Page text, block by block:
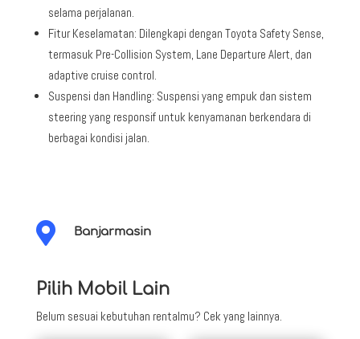
selama perjalanan.
Fitur Keselamatan: Dilengkapi dengan Toyota Safety Sense,
termasuk Pre-Collision System, Lane Departure Alert, dan
adaptive cruise control.
Suspensi dan Handling: Suspensi yang empuk dan sistem
steering yang responsif untuk kenyamanan berkendara di
berbagai kondisi jalan.
 Banjarmasin
Pilih Mobil Lain
Belum sesuai kebutuhan rentalmu? Cek yang lainnya.